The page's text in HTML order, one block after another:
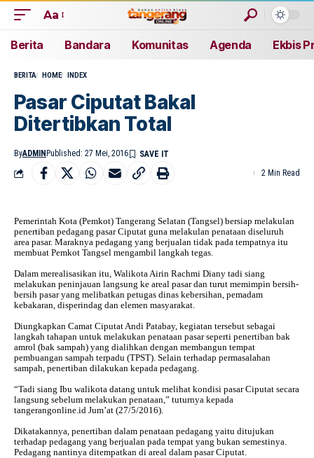
Aa
Berita Bandara Komunitas Agenda Ekbis
BERITA HOME INDEX
Pasar Ciputat Bakal
Ditertibkan Total
ByADMIN Published: 27 Mei, 2016
2 Min Read
Pemerintah Kota (Pemkot) Tangerang Selatan (Tangsel) bersiap melakulan
penertiban pedagang pasar Ciputat guna melakulan penataan diseluruh
area pasar. Maraknya pedagang yang berjualan tidak pada tempatnya itu
membuat Pemkot Tangsel mengambil langkah tegas.
Dalam merealisasikan itu, Walikota Airin Rachmi Diany tadi siang
melakukan peninjauan langsung ke areal pasar dan turut memimpin bersih-
bersih pasar yang melibatkan petugas dinas kebersihan, pemadam
kebakaran, disperindag dan elemen masyarakat.
Diungkapkan Camat Ciputat Andi Patabay, kegiatan tersebut sebagai
langkah tahapan untuk melakukan penataan pasar seperti penertiban bak
amrol (bak sampah) yang dialihkan dengan membangun tempat
pembuangan sampah terpadu (TPST). Selain terhadap permasalahan
sampah, penertiban dilakukan kepada pedagang.
“Tadi siang Ibu walikota datang untuk melihat kondisi pasar Ciputat secara
langsung sebelum melakukan penataan,” tuturnya kepada
tangerangonline.id Jum’at (27/5/2016).
Dikatakannya, penertiban dalam penataan pedagang yaitu ditujukan
terhadap pedagang yang berjualan pada tempat yang bukan semestinya.
Pedagang nantinya ditempatkan di areal dalam pasar Ciputat.